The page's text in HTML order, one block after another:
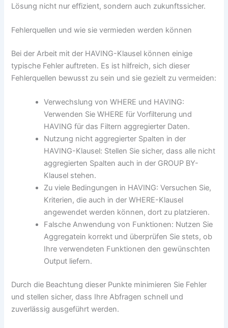
Lösung nicht nur effizient, sondern auch zukunftssicher.
Fehlerquellen und wie sie vermieden werden können
Bei der Arbeit mit der HAVING-Klausel können einige
typische Fehler auftreten. Es ist hilfreich, sich dieser
Fehlerquellen bewusst zu sein und sie gezielt zu vermeiden:
Verwechslung von WHERE und HAVING:
Verwenden Sie WHERE für Vorfilterung und
HAVING für das Filtern aggregierter Daten.
Nutzung nicht aggregierter Spalten in der
HAVING-Klausel: Stellen Sie sicher, dass alle nicht
aggregierten Spalten auch in der GROUP BY-
Klausel stehen.
Zu viele Bedingungen in HAVING: Versuchen Sie,
Kriterien, die auch in der WHERE-Klausel
angewendet werden können, dort zu platzieren.
Falsche Anwendung von Funktionen: Nutzen Sie
Aggregatein korrekt und überprüfen Sie stets, ob
Ihre verwendeten Funktionen den gewünschten
Output liefern.
Durch die Beachtung dieser Punkte minimieren Sie Fehler
und stellen sicher, dass Ihre Abfragen schnell und
zuverlässig ausgeführt werden.